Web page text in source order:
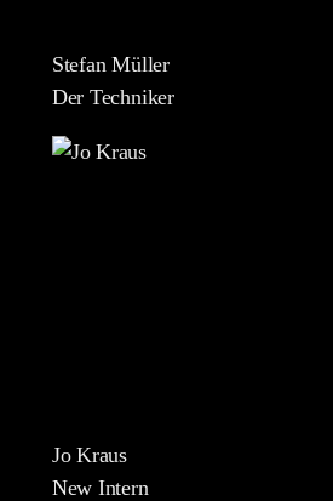
Stefan Müller
Der Techniker
Jo Kraus
New Intern